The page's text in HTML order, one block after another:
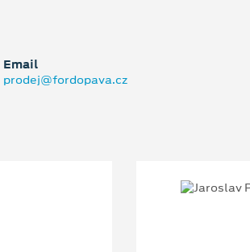
Email
prodej@fordopava.cz